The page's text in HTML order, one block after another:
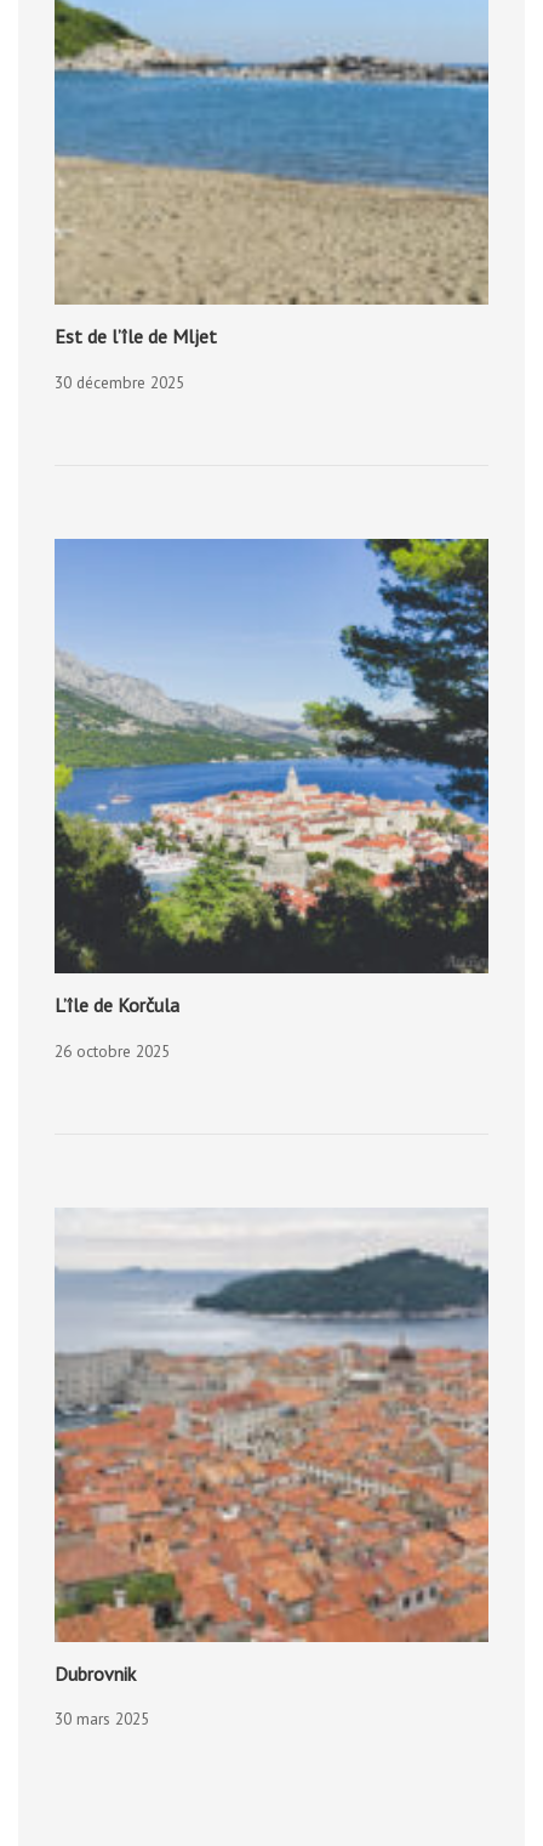
Est de l’île de Mljet
30 décembre 2025
L’île de Korčula
26 octobre 2025
Dubrovnik
30 mars 2025